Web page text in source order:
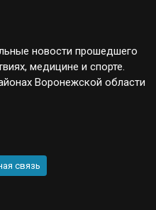
новости прошедшего
медицине и спорте.
Воронежской области
связь